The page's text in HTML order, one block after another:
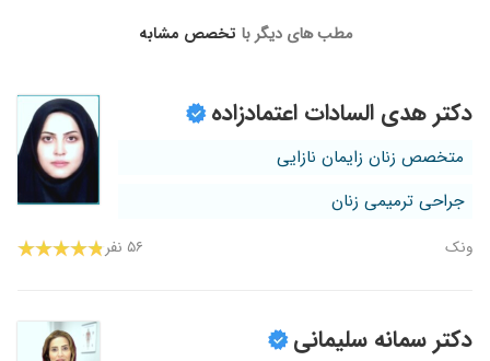
برای سزارین سوم بودم واقعا عالی بود
مطب های دیگر با تخصص مشابه
دکتر هدی السادات اعتمادزاده
متخصص زنان زایمان نازایی
جراحی ترمیمی زنان
ونک ۵۶ نفر
دکتر سمانه سلیمانی